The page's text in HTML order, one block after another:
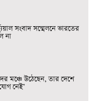
সংবাদ সম্মেলনে ভারতের
না
মঞ্চে উঠেছেন, তার দেশে
নেই’